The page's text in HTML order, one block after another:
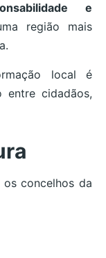
e
região mais
local é
entre cidadãos,
concelhos da